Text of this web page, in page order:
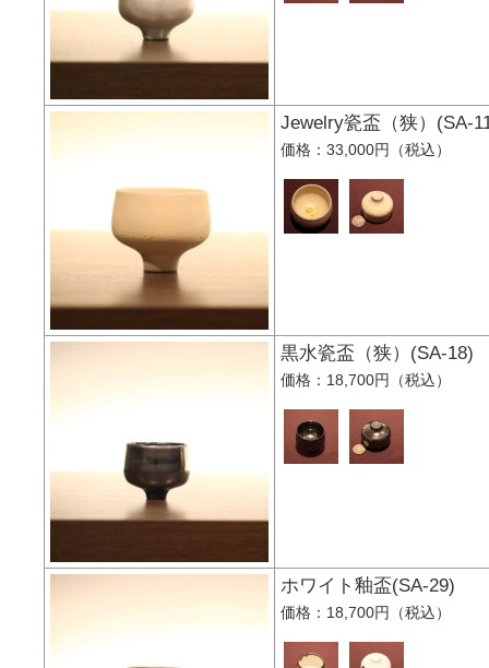
Jewelry瓷盃（狭）
価格：33,000円（税込）
黒水瓷盃（狭）
価格：18,700円（税込）
ホワイト釉盃(SA-
価格：18,700円（税込）